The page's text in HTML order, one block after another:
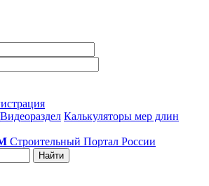
Видеораздел Калькуляторы мер длин
Строительный Портал России
Найти